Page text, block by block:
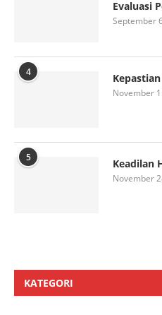
Evaluasi
September
4
November
5 Keadilan
November
KATEGORI